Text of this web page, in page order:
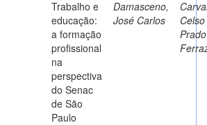
Trabalho e
educação:
a formação
profissional
na
perspectiva
do Senac
de São
Paulo
Damasceno,
José Carlos
Prado